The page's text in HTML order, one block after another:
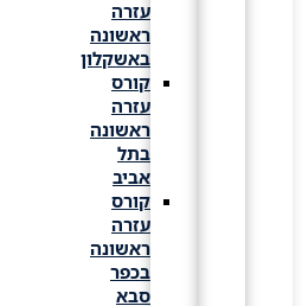
עזרה
ראשונה
באשקלון
קורס
עזרה
ראשונה
קורס
עזרה
ראשונה
בכפר